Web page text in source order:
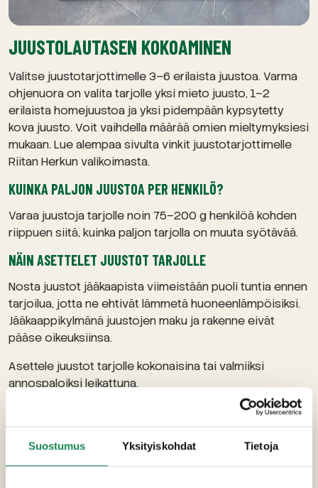
Suostumus Yksityiskohdat Tietoja
JUUSTOLAUTASEN KOKOAMINEN
Valitse juustotarjottimelle 3–6 erilaista juustoa. Varma
ohjenuora on valita tarjolle yksi mieto juusto, 1–2
erilaista homejuustoa ja yksi pidempään kypsytetty
kova juusto. Voit vaihdella määrää omien mieltymyksiesi
mukaan. Lue alempaa sivulta vinkit juustotarjottimelle
Riitan Herkun valikoimasta.
KUINKA PALJON JUUSTOA PER HENKILÖ?
Varaa juustoja tarjolle noin 75–200 g henkilöä kohden
riippuen siitä, kuinka paljon tarjolla on muuta syötävää.
NÄIN ASETTELET JUUSTOT TARJOLLE
Nosta juustot jääkaapista viimeistään puoli tuntia ennen
tarjoilua, jotta ne ehtivät lämmetä huoneenlämpöisiksi.
Jääkaappikylmänä juustojen maku ja rakenne eivät
pääse oikeuksiinsa.
Asettele juustot tarjolle kokonaisina tai valmiiksi
annospaloiksi leikattuna.
Runsas juustoasetelma syntyy, kun nostat tarjottimelle
ensin juustot ja alat täyttää niiden väliin jäävää tilaa
hedelmillä, leikkeleillä, suolakekseillä, pähkinöillä ja
juustohilloilla. Hyviä hedelmävalintoja juustotarjottimelle